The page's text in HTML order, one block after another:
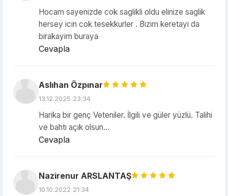
Hocam sayenizde cok saglikli oldu elinize saglik
hersey icin cok tesekkurler . Bizim keretayi da
birakayim buraya
Cevapla
Aslıhan Özpınar
13.12.2025 23:34
Harika bir genç Veteniler. İlgili ve güler yüzlü. Talihi
ve bahtı açık olsun...
Cevapla
Nazirenur ARSLANTAŞ
10.10.2022 21:34